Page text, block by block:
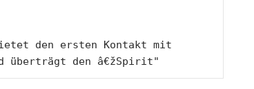
den ersten Kontakt mit
überträgt den â€žSpirit"